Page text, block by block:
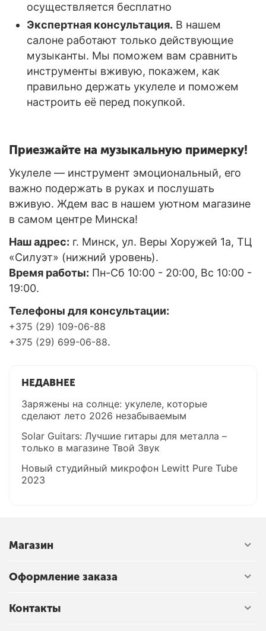
осуществляется бесплатно
Экспертная консультация. В нашем
салоне работают только действующие
музыканты. Мы поможем вам сравнить
инструменты вживую, покажем, как
правильно держать укулеле и поможем
настроить её перед покупкой.
Приезжайте на музыкальную примерку!
Укулеле — инструмент эмоциональный, его
важно подержать в руках и послушать
вживую. Ждем вас в нашем уютном магазине
в самом центре Минска!
Наш адрес: г. Минск, ул. Веры Хоружей 1а, ТЦ
«Силуэт» (нижний уровень).
Время работы: Пн-Сб 10:00 - 20:00, Вс 10:00 -
19:00.
Телефоны для консультации:
+375 (29) 109-06-88
+375 (29) 699-06-88.
НЕДАВНЕЕ
Заряжены на солнце: укулеле, которые
сделают лето 2026 незабываемым
Solar Guitars: Лучшие гитары для металла –
только в магазине Твой Звук
Новый студийный микрофон Lewitt Pure Tube
2023
Магазин
Оформление заказа
Контакты